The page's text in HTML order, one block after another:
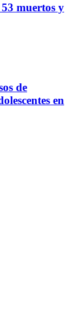
muertos y
de
en